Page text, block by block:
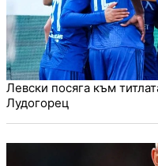
Левски посяга към
Лудогорец